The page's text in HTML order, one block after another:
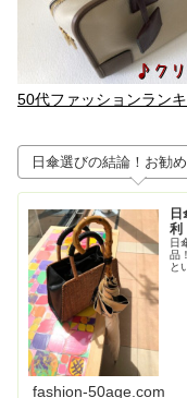
50代ファッションラン
日傘選びの結論！お勧
利
日
品
と
fashion-50age.com